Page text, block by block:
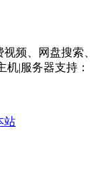
频、网盘搜索、
|服务器支持：
站